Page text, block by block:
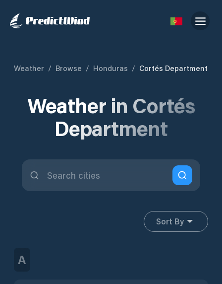
Weather / Browse / Honduras / Cortés Department
Weather in Cortés
Department
Sort By
A